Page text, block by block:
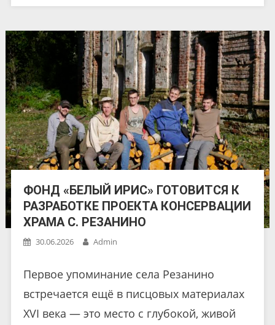
ФОНД «БЕЛЫЙ ИРИС» ГОТОВИТСЯ К
РАЗРАБОТКЕ ПРОЕКТА КОНСЕРВАЦИИ
ХРАМА С. РЕЗАНИНО
30.06.2026 Admin
Первое упоминание села Резанино
встречается ещё в писцовых материалах
XVI века — это место с глубокой, живой